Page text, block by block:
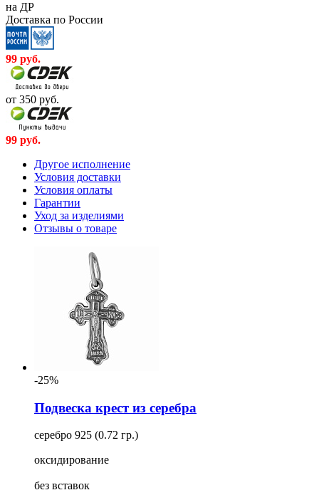
на ДР
Доставка по России
99 руб.
от 350 руб.
99 руб.
Другое исполнение
Условия доставки
Условия оплаты
Гарантии
Уход за изделиями
Отзывы о товаре
-25%
Подвеска крест из серебра
серебро 925 (0.72 гр.)
оксидирование
без вставок